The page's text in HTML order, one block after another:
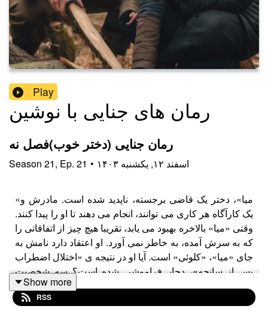
Play
رمان های جنایی با نوشین
رمان جنایی (دختر خوب)فصل نه
Season 21, Ep. 21 • ۱۴۰۳ اسفند ۱۲, یکشنبه
«میا»، دختر یک قاضی برجسته، ناپدید شده است. مادرش و
یک کارآگاه هر کاری می توانند، انجام می دهند تا او را پیدا کنند.
وقتی «میا» بالاخره بهبود می یابد، تقریبا هیچ چیز از اتفاقاتی را
که به سرش آمده، به خاطر نمی آورد. او اعتقاد دارد نامش به
جای «میا»، «کلوئی» است. آیا او در نتیجه ی «اختلال اضطراب
پس از سانحه»، دچار فراموشی شده است؟ سه شخصیت
اصلی در این کتاب، هر کدام نسخه ی مختص به خود را از
داستان روایت می کنند. تقریبا هیچ چیز آن طور که به نظر می
Show more
RSS